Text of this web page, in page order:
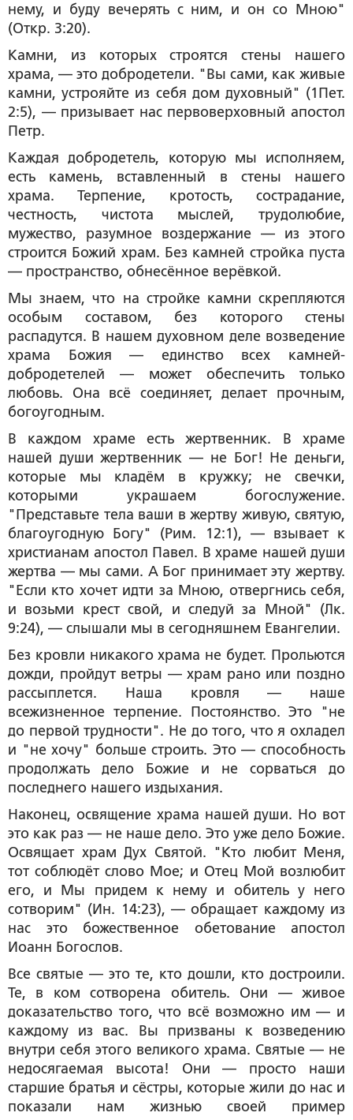
нему, и буду вечерять с ним, и он со Мною"
(Откр. 3:20).
Камни, из которых строятся стены нашего
храма, — это добродетели. "Вы сами, как живые
камни, устрояйте из себя дом духовный" (1Пет.
2:5), — призывает нас первоверховный апостол
Петр.
Каждая добродетель, которую мы исполняем,
есть камень, вставленный в стены нашего
храма. Терпение, кротость, сострадание,
честность, чистота мыслей, трудолюбие,
мужество, разумное воздержание — из этого
строится Божий храм. Без камней стройка пуста
— пространство, обнесённое верёвкой.
Мы знаем, что на стройке камни скрепляются
особым составом, без которого стены
распадутся. В нашем духовном деле возведение
храма Божия — единство всех камней-
добродетелей — может обеспечить только
любовь. Она всё соединяет, делает прочным,
богоугодным.
В каждом храме есть жертвенник. В храме
нашей души жертвенник — не Бог! Не деньги,
которые мы кладём в кружку; не свечки,
которыми украшаем богослужение.
"Представьте тела ваши в жертву живую, святую,
благоугодную Богу" (Рим. 12:1), — взывает к
христианам апостол Павел. В храме нашей души
жертва — мы сами. А Бог принимает эту жертву.
"Если кто хочет идти за Мною, отвергнись себя,
и возьми крест свой, и следуй за Мной" (Лк.
9:24), — слышали мы в сегодняшнем Евангелии.
Без кровли никакого храма не будет. Прольются
дожди, пройдут ветры — храм рано или поздно
рассыплется. Наша кровля — наше
всежизненное терпение. Постоянство. Это "не
до первой трудности". Не до того, что я охладел
и "не хочу" больше строить. Это — способность
продолжать дело Божие и не сорваться до
последнего нашего издыхания.
Наконец, освящение храма нашей души. Но вот
это как раз — не наше дело. Это уже дело Божие.
Освящает храм Дух Святой. "Кто любит Меня,
тот соблюдёт слово Мое; и Отец Мой возлюбит
его, и Мы придем к нему и обитель у него
сотворим" (Ин. 14:23), — обращает каждому из
нас это божественное обетование апостол
Иоанн Богослов.
Все святые — это те, кто дошли, кто достроили.
Те, в ком сотворена обитель. Они — живое
доказательство того, что всё возможно им — и
каждому из вас. Вы призваны к возведению
внутри себя этого великого храма. Святые — не
недосягаемая высота! Они — просто наши
старшие братья и сёстры, которые жили до нас и
показали нам жизнью своей пример